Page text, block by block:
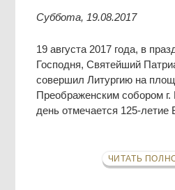
Суббота, 19.08.2017
19 августа 2017 года, в
Господня, Святейший
совершил Литургию на
Преображенским собором г.
день отмечается 125-летие
ЧИТАТЬ